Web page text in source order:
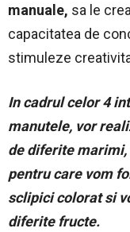
manuale, sa le
capacitatea de
stimuleze
In cadrul celor 4
manutele, vor
de diferite
pentru care vom
sclipici colorat si
diferite fructe.